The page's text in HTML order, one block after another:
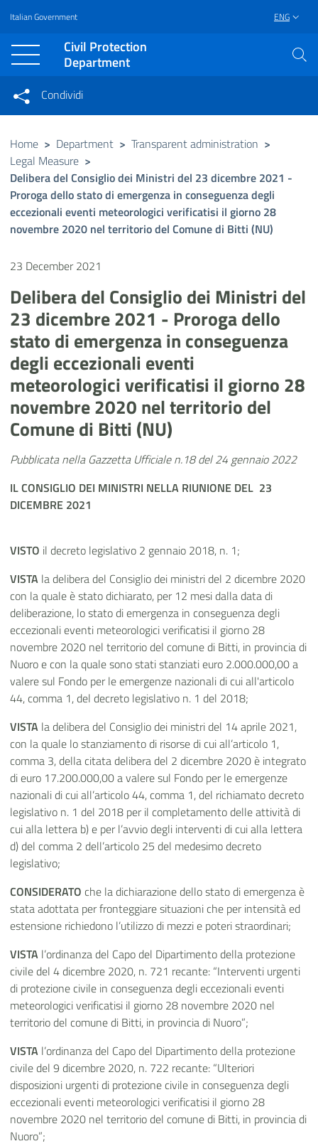
Vai al contenuto principale
Raggiungi il piè di pagina
Italian Government ENG
Civil Protection
Department
Condividi su Facebook
Condividi su Twitter
Condividi
Condividi sui social network
Home > Department > Transparent administration >
Legal Measure >
Delibera del Consiglio dei Ministri del 23 dicembre 2021 -
Proroga dello stato di emergenza in conseguenza degli
eccezionali eventi meteorologici verificatisi il giorno 28
novembre 2020 nel territorio del Comune di Bitti (NU)
23 December 2021
Delibera del Consiglio dei Ministri del
23 dicembre 2021 - Proroga dello
stato di emergenza in conseguenza
degli eccezionali eventi
meteorologici verificatisi il giorno 28
novembre 2020 nel territorio del
Comune di Bitti (NU)
Pubblicata nella Gazzetta Ufficiale n.18 del 24 gennaio 2022
IL CONSIGLIO DEI MINISTRI NELLA RIUNIONE DEL 23
DICEMBRE 2021
VISTO il decreto legislativo 2 gennaio 2018, n. 1;
VISTA la delibera del Consiglio dei ministri del 2 dicembre 2020
con la quale è stato dichiarato, per 12 mesi dalla data di
deliberazione, lo stato di emergenza in conseguenza degli
eccezionali eventi meteorologici verificatisi il giorno 28
novembre 2020 nel territorio del comune di Bitti, in provincia di
Nuoroe con la quale sono stati stanziati euro 2.000.000,00 a
valere sul Fondo per le emergenze nazionali di cui all'articolo
44, comma 1, del decreto legislativo n. 1 del 2018;
VISTA la delibera del Consiglio dei ministri del 14 aprile 2021,
con la quale lo stanziamento di risorse di cui all’articolo 1,
comma 3, della citata delibera del 2 dicembre 2020 è integrato
di euro 17.200.000,00 a valere sul Fondo per le emergenze
nazionali di cui all’articolo 44, comma 1, del richiamato decreto
legislativo n. 1 del 2018 per il completamento delle attività di
cui alla lettera b) e per l’avvio degli interventi di cui alla lettera
d) del comma 2 dell’articolo 25 del medesimo decreto
legislativo;
CONSIDERATO che la dichiarazione dello stato di emergenza è
stata adottata per fronteggiare situazioni che per intensità ed
estensione richiedono l’utilizzo di mezzi e poteri straordinari;
VISTA l’ordinanza del Capo del Dipartimento della protezione
civile del 4 dicembre 2020, n. 721 recante: “Interventi urgenti
di protezione civile in conseguenza degli eccezionali eventi
meteorologici verificatisi il giorno 28 novembre 2020 nel
territorio del comune di Bitti, in provincia di Nuoro”;
VISTA l’ordinanza del Capo del Dipartimento della protezione
civile del 9 dicembre 2020, n. 722 recante: “Ulteriori
disposizioni urgenti di protezione civile in conseguenza degli
eccezionali eventi meteorologici verificatisi il giorno 28
novembre 2020 nel territorio del comune di Bitti, in provincia di
Nuoro”;